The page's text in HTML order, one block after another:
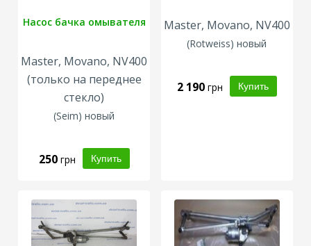
Насос бачка омывателя
Master, Movano, NV400
(только на переднее
стекло)
(Seim) новый
250 грн
Master, Movano, NV400
(Rotweiss) новый
2 190 грн